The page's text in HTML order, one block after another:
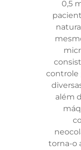
0,5
controle
além
torna-o